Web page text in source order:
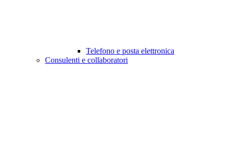
Telefono e posta elettronica
Consulenti e collaboratori